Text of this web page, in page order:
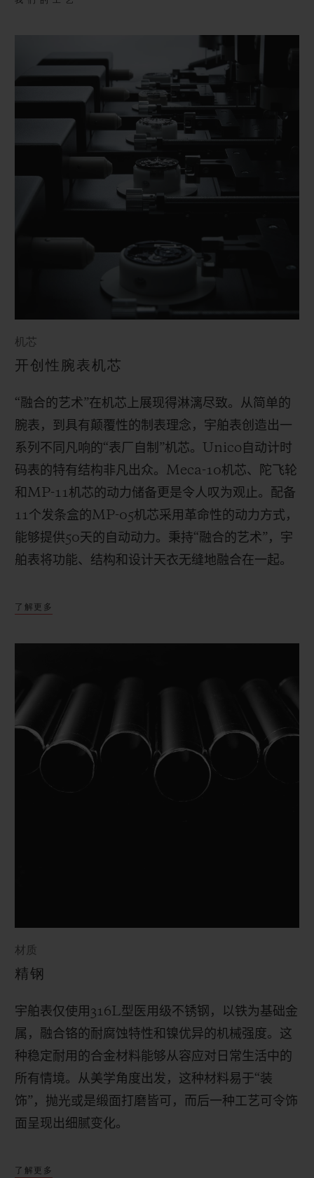
机芯
开创性腕表机芯
“融合的艺术”在机芯上展现得淋漓尽致。从简单的
腕表，到具有颠覆性的制表理念，宇舶表创造出一
系列不同凡响的“表厂自制”机芯。 Unico 自动计时
码表的特有结构非凡出众。 Meca-10机芯、陀飞轮
和 MP-11机芯的动力储备更是令人叹为观止。配备
11个发条盒的MP-05机芯采用革命性的动力方式，
能够提供50天的自动动力。秉持“融合的艺术”，宇
舶表将功能、结构和设计天衣无缝地融合在一起。
了解更多
材质
精钢
宇舶表仅使用 316L型医用级不锈钢，以铁为基础金
属，融合铬的耐腐蚀特性和镍优异的机械强度。这
种稳定耐用的合金材料能够从容应对日常生活中的
所有情境。 从美学角度出发，这种材料易于“装
饰”，抛光或是缎面打磨皆可，而后一种工艺可令饰
面呈现出细腻变化。
了解更多